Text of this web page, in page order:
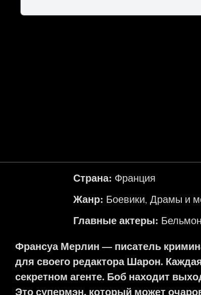
Страна: Франция
Жанр: Боевики, Драмы и
Главные актеры:
Франсуа Мерлин — писатель
для своего редактора Шарон.
секретном агенте. Боб находит
Это супермэн, который может